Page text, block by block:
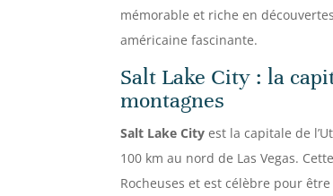
mémorable et riche en
américaine fascinante.
Salt Lake City : la
montagnes
Salt Lake City est la capitale de
100 km au nord de Las Vegas.
Rocheuses et est célèbre pour